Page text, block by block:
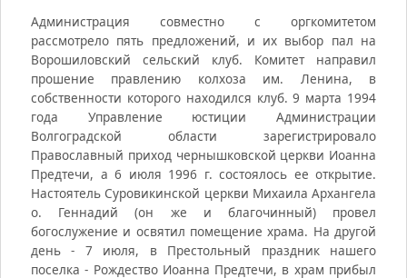
Администрация совместно с оргкомитетом
рассмотрело пять предложений, и их выбор пал на
Ворошиловский сельский клуб. Комитет направил
прошение правлению колхоза им. Ленина, в
собственности которого находился клуб. 9 марта 1994
года Управление юстиции Администрации
Волгоградской области зарегистрировало
Православный приход чернышковской церкви Иоанна
Предтечи, а 6 июля 1996 г. состоялось ее открытие.
Настоятель Суровикинской церкви Михаила Архангела
о. Геннадий (он же и благочинный) провел
богослужение и освятил помещение храма. На другой
день - 7 июля, в Престольный праздник нашего
поселка - Рождество Иоанна Предтечи, в храм прибыл